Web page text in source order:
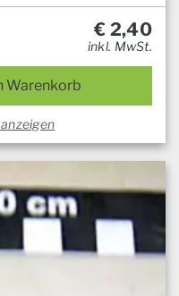
€ 2,40
inkl. MwSt.
Warenkorb